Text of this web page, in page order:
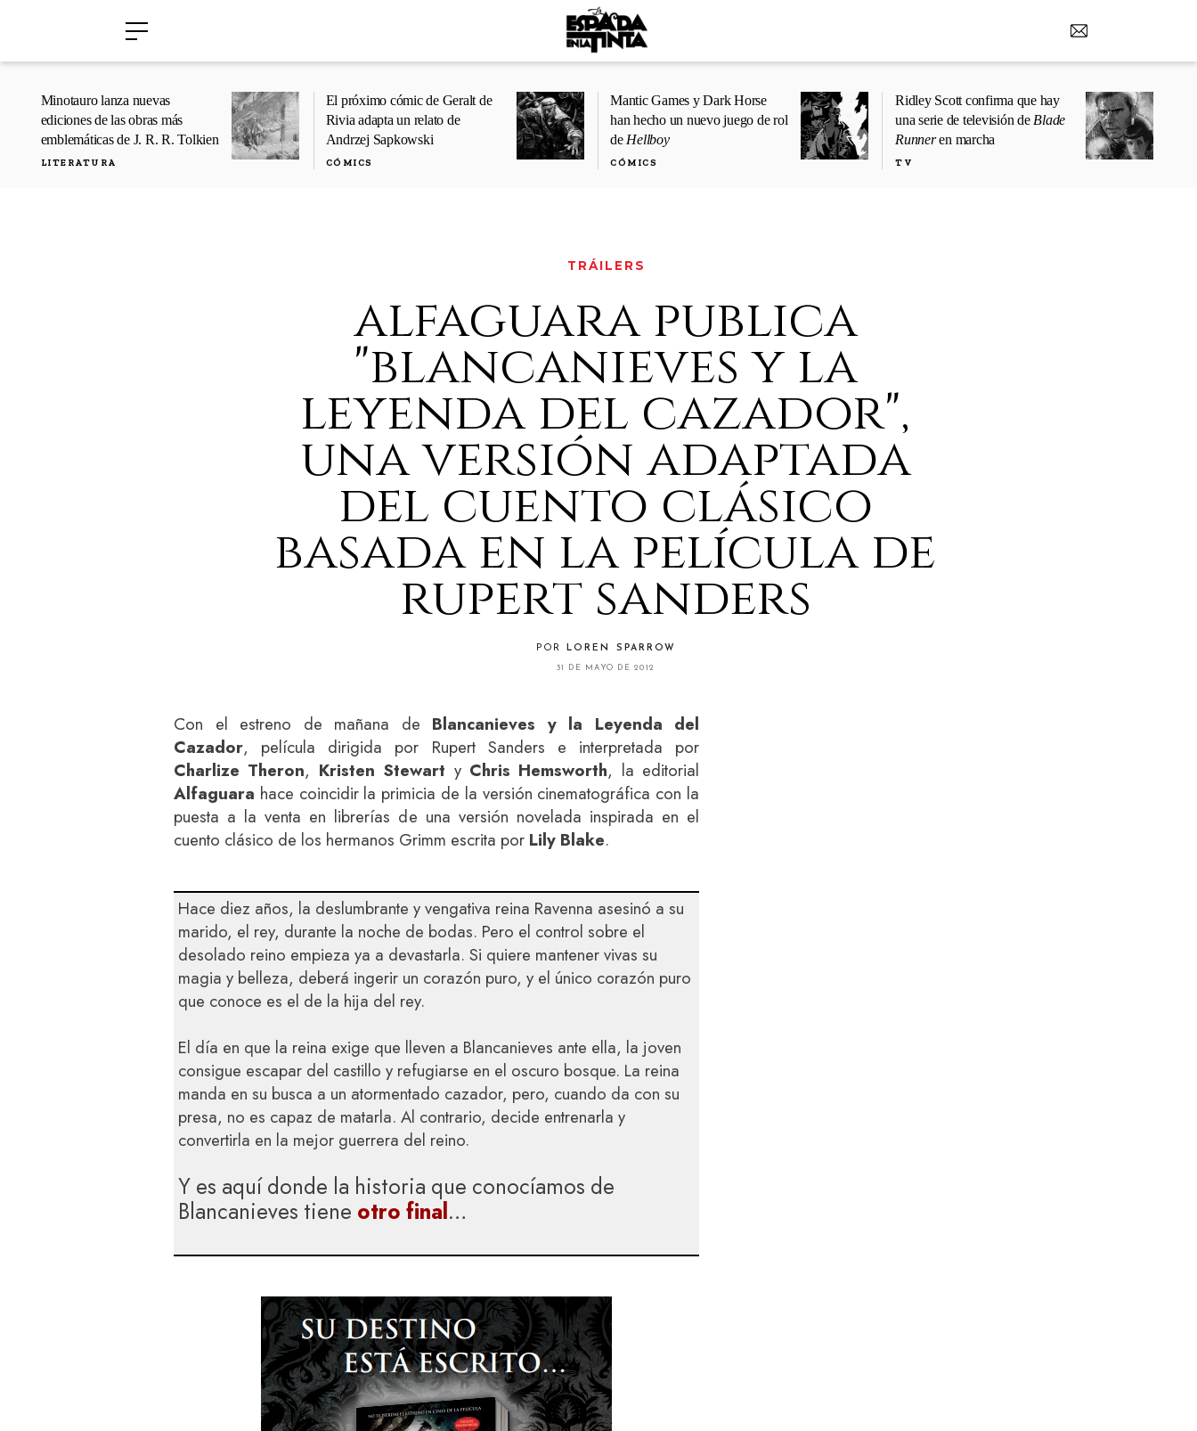
Minotauro lanza nuevas
ediciones de las obras más
emblemáticas de J. R. R. Tolkien
LITERATURA
El próximo cómic de Geralt de
Rivia adapta un relato de
Andrzej Sapkowski
CÓMICS
Mantic Games y Dark Horse
han hecho un nuevo juego de rol
de Hellboy
CÓMICS
Ridley Scott confirma que hay
una serie de televisión de Blade
Runneren marcha
TV
TRÁILERS
alfaguara publica
"blancanieves y la
leyenda del cazador",
una versión adaptada
del cuento clásico
basada en la película de
rupert sanders
POR LOREN SPARROW
31 DE MAYO DE 2012
Con el estreno de mañana de Blancanieves y la Leyenda del
Cazador, película dirigida por Rupert Sanders e interpretada por
Charlize Theron, Kristen Stewart y Chris Hemsworth, la editorial
Alfaguara hace coincidir la primicia de la versión cinematográfica con la
puesta a la venta en librerías de una versión novelada inspirada en el
cuento clásico de los hermanos Grimm escrita por Lily Blake.
Hace diez años, la deslumbrante y vengativa reina Ravenna asesinó a su
marido, el rey, durante la noche de bodas. Pero el control sobre el
desolado reino empieza ya a devastarla. Si quiere mantener vivas su
magia y belleza, deberá ingerir un corazón puro, y el único corazón puro
que conoce es el de la hija del rey.
El día en que la reina exige que lleven a Blancanieves ante ella, la joven
consigue escapar del castillo y refugiarse en el oscuro bosque. La reina
manda en su busca a un atormentado cazador, pero, cuando da con su
presa, no es capaz de matarla. Al contrario, decide entrenarla y
convertirla en la mejor guerrera del reino.
Y es aquí donde la historia que conocíamos de
Blancanieves tiene otro final…
›